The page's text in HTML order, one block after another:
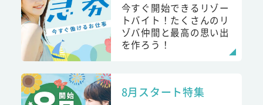
今すぐ開始できるリゾー
トバイト！たくさんのリ
ゾバ仲間と最高の思い出
を作ろう！
8月スタート特集